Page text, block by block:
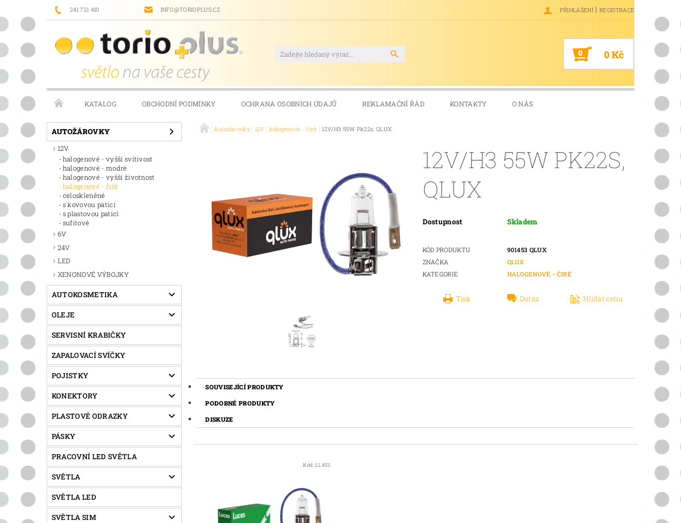
241 721 410 INFO@TORIOPLUS.CZ PŘIHLÁŠENÍ | REGISTRACE
0 0 Kč
KATALOG OBCHODNÍ PODMÍNKY OCHRANA OSOBNÍCH ÚDAJŮ REKLAMAČNÍ ŘÁD KONTAKTY O NÁS
PRODÁVANÉ ZNAČKY NAPIŠTE NÁM
AUTOŽÁROVKY
12V
halogenové - vyšší svítivost
halogenové - modré
halogenové - vyšší životnost
halogenové - čiré
celoskleněné
s kovovou paticí
s plastovou paticí
sufitové
6V
24V
LED
XENONOVÉ VÝBOJKY
AUTOKOSMETIKA
OLEJE
SERVISNÍ KRABIČKY
ZAPALOVACÍ SVÍČKY
POJISTKY
KONEKTORY
PLASTOVÉ ODRAZKY
PÁSKY
PRACOVNÍ LED SVĚTLA
SVĚTLA
SVĚTLA LED
SVĚTLA SIM
Autožárovky 12V halogenové - čiré 12V/H3 55W Pk22s, QLUX
12V/H3 55W PK22S,
QLUX
Dostupnost Skladem
KÓD PRODUKTU
901453 QLUX
ZNAČKA
QLUX
KATEGORIE
HALOGENOVÉ - ČIRÉ
Tisk Dotaz Hlídat cenu
SOUVISEJÍCÍ PRODUKTY
PODOBNÉ PRODUKTY
DISKUZE
Kód: LL453